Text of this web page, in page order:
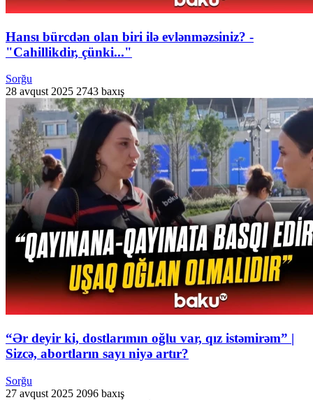
Hansı bürcdən olan biri ilə evlənməzsiniz? -
"Cahillikdir, çünki..."
Sorğu
28 avqust 2025 2743 baxış
“Ər deyir ki, dostlarımın oğlu var, qız istəmirəm” |
Sizcə, abortların sayı niyə artır?
Sorğu
27 avqust 2025 2096 baxış